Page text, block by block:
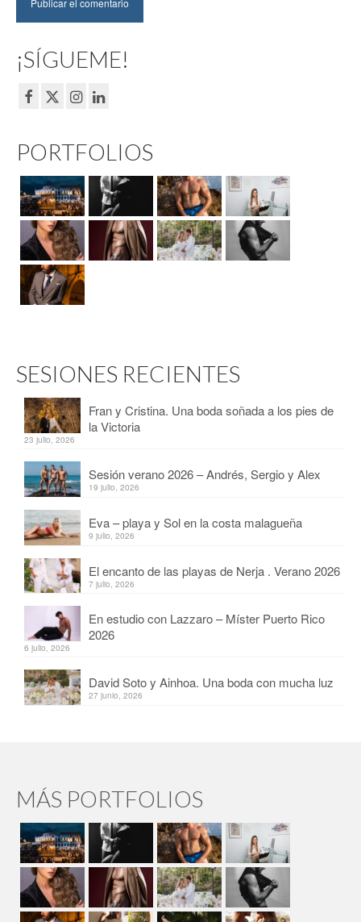
¡SÍGUEME!
PORTFOLIOS
SESIONES RECIENTES
Fran y Cristina. Una boda soñada a los pies de
la Victoria
23 julio, 2026
Sesión verano 2026 – Andrés, Sergio y Alex
19 julio, 2026
Eva – playa y Sol en la costa malagueña
9 julio, 2026
El encanto de las playas de Nerja . Verano 2026
7 julio, 2026
En estudio con Lazzaro – Míster Puerto Rico
2026
6 julio, 2026
David Soto y Ainhoa. Una boda con mucha luz
27 junio, 2026
MÁS PORTFOLIOS